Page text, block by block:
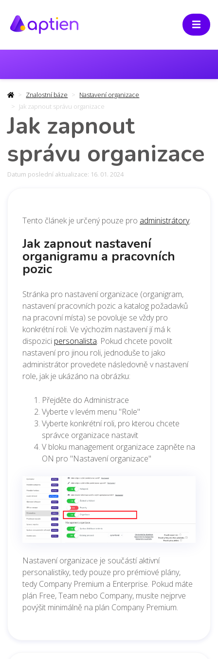
Znalostní báze
Nastavení organizace
Jak zapnout správu organizace
Jak zapnout
správu organizace
Datum poslední aktualizace: 16. 01. 2024
Tento článek je určený pouze pro administrátory.
Jak zapnout nastavení
organigramu a pracovních
pozic
Stránka pro nastavení organizace (organigram,
nastavení pracovních pozic a katalog požadavků
na pracovní místa) se povoluje se vždy pro
konkrétní roli. Ve výchozím nastavení jí má k
dispozici personalista. Pokud chcete povolit
nastavení pro jinou roli, jednoduše to jako
administrátor provedete následovně v nastavení
role, jak je ukázáno na obrázku:
Přejděte do Administrace
Vyberte v levém menu "Role"
Vyberte konkrétní roli, pro kterou chcete
správce organizace nastavit
V bloku management organizace zapněte na
ON pro "Nastavení organizace"
Nastavení organizace je součástí aktivní
personalistiky, tedy pouze pro prémiové plány,
tedy Company Premium a Enterprise. Pokud máte
plán Free, Team nebo Company, musíte nejprve
povýšit minimálně na plán Company Premium.